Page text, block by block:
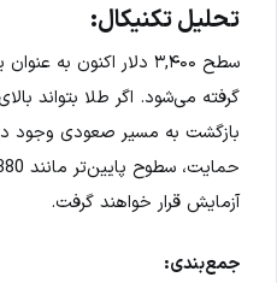
تحلیل تکنیکال:
سطح ۳,۴۰۰ دلار اکنون
گرفته می‌شود. اگر طلا بتواند
بازگشت به مسیر صعودی وجود
آزمایش قرار خواهند گرفت.
جمع‌بندی: